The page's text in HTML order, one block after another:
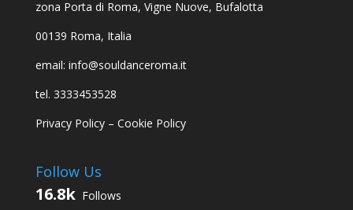
zona Porta di Roma, Vigne Nuove, Bufalotta
00139 Roma, Italia
email: info@souldanceroma.it
tel. 3333453528
Privacy Policy– Cookie Policy
Follow Us
16.8k Follows